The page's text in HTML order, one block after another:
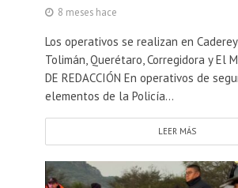
8 meses hace
Los operativos se realizan en
Tolimán, Querétaro, Corregidora y El
DE REDACCIÓN En operativos de
elementos de la Policía...
LEER MÁS